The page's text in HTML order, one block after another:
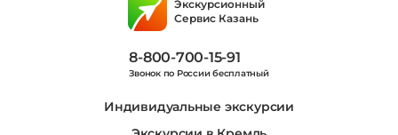
Экскурсионный
Сервис Казань
8-800-700-15-91
Звонок по России бесплатный
Индивидуальные экскурсии